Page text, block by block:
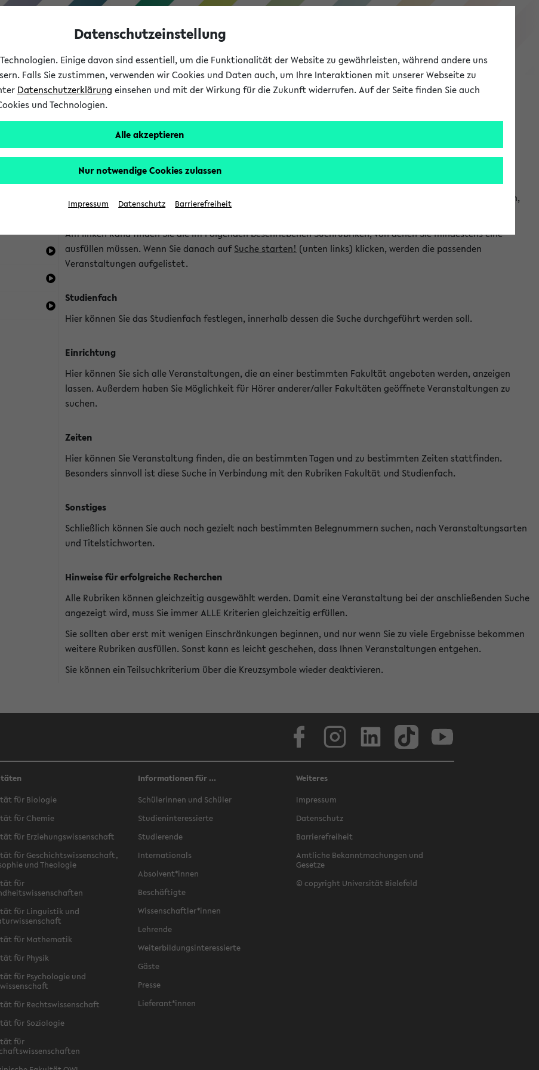
eKVV
Studium
eKVV
Hinweise zur Kombisuche
Sie können das eKVV nach diversen Kriterien durchsuchen und so gezielt die Veranstaltungen heraussuchen,
die für Sie interessant sind.
Am linken Rand finden Sie die im Folgenden beschriebenen Suchrubriken, von denen Sie mindestens eine
ausfüllen müssen. Wenn Sie danach aufSuche starten! (unten links) klicken, werden die passenden
Veranstaltungen aufgelistet.
Studienfach
Hier können Sie das Studienfach festlegen, innerhalb dessen die Suche durchgeführt werden soll.
Einrichtung
Hier können Sie sich alle Veranstaltungen, die an einer bestimmten Fakultät angeboten werden, anzeigen
lassen. Außerdem haben Sie Möglichkeit für Hörer anderer/aller Fakultäten geöffnete Veranstaltungen zu
suchen.
Zeiten
Hier können Sie Veranstaltung finden, die an bestimmten Tagen und zu bestimmten Zeiten stattfinden.
Besonders sinnvoll ist diese Suche in Verbindung mit den Rubriken Fakultät und Studienfach.
Sonstiges
Schließlich können Sie auch noch gezielt nach bestimmten Belegnummern suchen, nach Veranstaltungsarten
und Titelstichworten.
Hinweise für erfolgreiche Recherchen
Alle Rubriken können gleichzeitig ausgewählt werden. Damit eine Veranstaltung bei der anschließenden Suche
angezeigt wird, muss Sie immer ALLE Kriterien gleichzeitig erfüllen.
Sie sollten aber erst mit wenigen Einschränkungen beginnen, und nur wenn Sie zu viele Ergebnisse bekommen
weitere Rubriken ausfüllen. Sonst kann es leicht geschehen, dass Ihnen Veranstaltungen entgehen.
Sie können ein Teilsuchkriterium über die Kreuzsymbole wieder deaktivieren.
für Biologie
für Chemie
für Erziehungswissenschaft
für Geschichtswissenschaft,
und Theologie
für
für Linguistik und
für Mathematik
für Physik
für Psychologie und
für Rechtswissenschaft
für Soziologie
für
Informationen für ...
Schülerinnen und Schüler
Studieninteressierte
Studierende
Internationals
Absolvent*innen
Beschäftigte
Wissenschaftler*innen
Lehrende
Weiterbildungsinteressierte
Gäste
Presse
Lieferant*innen
Weiteres
Impressum
Datenschutz
Barrierefreiheit
Amtliche Bekanntmachungen und
Gesetze
© copyright Universität Bielefeld
Datenschutzeinstellung
Einige davon sind essentiell, um die Funktionalität der Website zu gewährleisten, während andere uns
Falls Sie zustimmen, verwenden wir Cookies und Daten auch, um Ihre Interaktionen mit unserer Webseite zu
Datenschutzerklärung einsehen und mit der Wirkung für die Zukunft widerrufen. Auf der Seite finden Sie auch
und Technologien.
Alle akzeptieren
Nur notwendige Cookies zulassen
Impressum Datenschutz Barrierefreiheit